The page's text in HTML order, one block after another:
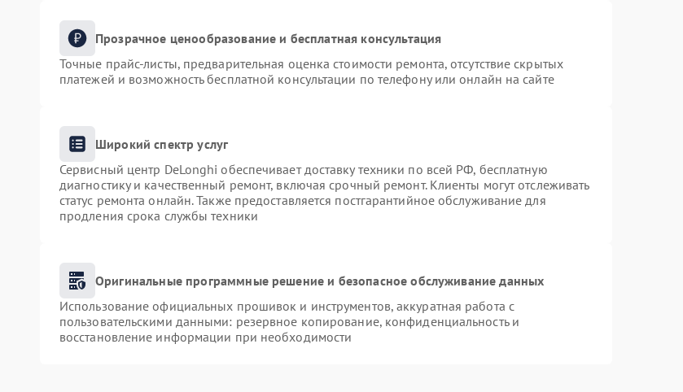
Прозрачное ценообразование и бесплатная консультация
Точные прайс-листы, предварительная оценка стоимости ремонта, отсутствие скрытых
платежей и возможность бесплатной консультации по телефону или онлайн на сайте
Широкий спектр услуг
Сервисный центр DeLonghi обеспечивает доставку техники по всей РФ, бесплатную
диагностику и качественный ремонт, включая срочный ремонт. Клиенты могут отслеживать
статус ремонта онлайн. Также предоставляется постгарантийное обслуживание для
продления срока службы техники
Оригинальные программные решение и безопасное обслуживание данных
Использование официальных прошивок и инструментов, аккуратная работа с
пользовательскими данными: резервное копирование, конфиденциальность и
восстановление информации при необходимости